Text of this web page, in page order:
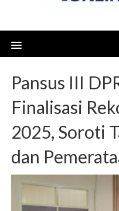
Pansus III
Finalisasi
2025, Soroti
dan